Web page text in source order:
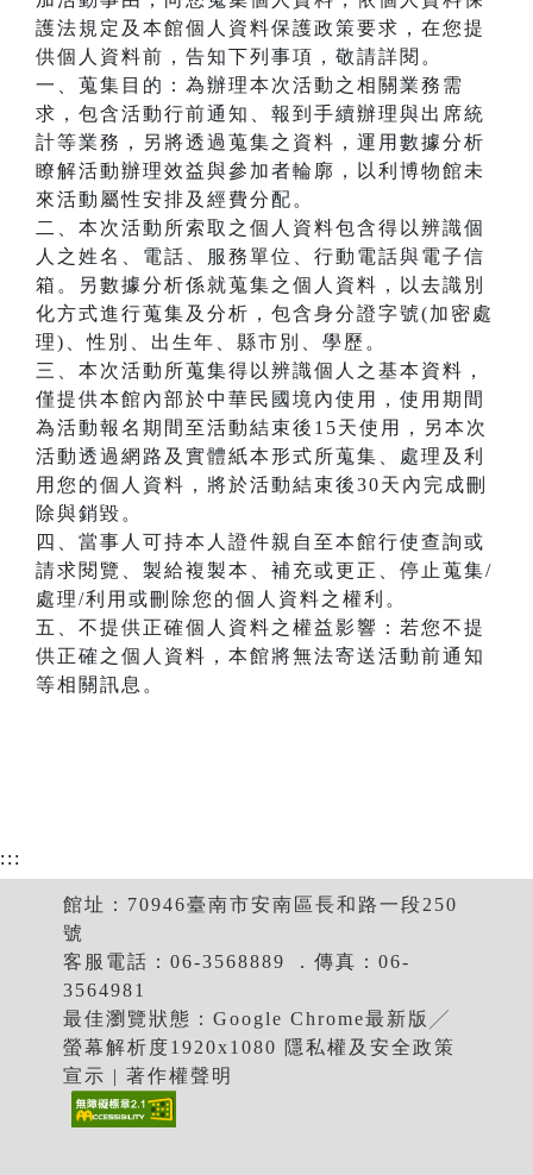
護法規定及本館個人資料保護政策要求，在您提
供個人資料前，告知下列事項，敬請詳閱。
一、蒐集目的：為辦理本次活動之相關業務需
求，包含活動行前通知、報到手續辦理與出席統
計等業務，另將透過蒐集之資料，運用數據分析
瞭解活動辦理效益與參加者輪廓，以利博物館未
來活動屬性安排及經費分配。
二、本次活動所索取之個人資料包含得以辨識個
人之姓名、電話、服務單位、行動電話與電子信
箱。另數據分析係就蒐集之個人資料，以去識別
化方式進行蒐集及分析，包含身分證字號(加密處
理)、性別、出生年、縣市別、學歷。
三、本次活動所蒐集得以辨識個人之基本資料，
僅提供本館內部於中華民國境內使用，使用期間
為活動報名期間至活動結束後15天使用，另本次
活動透過網路及實體紙本形式所蒐集、處理及利
用您的個人資料，將於活動結束後30天內完成刪
除與銷毀。
四、當事人可持本人證件親自至本館行使查詢或
請求閱覽、製給複製本、補充或更正、停止蒐集/
處理/利用或刪除您的個人資料之權利。
五、不提供正確個人資料之權益影響：若您不提
供正確之個人資料，本館將無法寄送活動前通知
等相關訊息。
:::
館址：70946臺南市安南區長和路一段250
號
客服電話：06-3568889 ．傳真：06-
3564981
最佳瀏覽狀態：Google Chrome最新版╱
螢幕解析度1920x1080 隱私權及安全政策
宣示 | 著作權聲明